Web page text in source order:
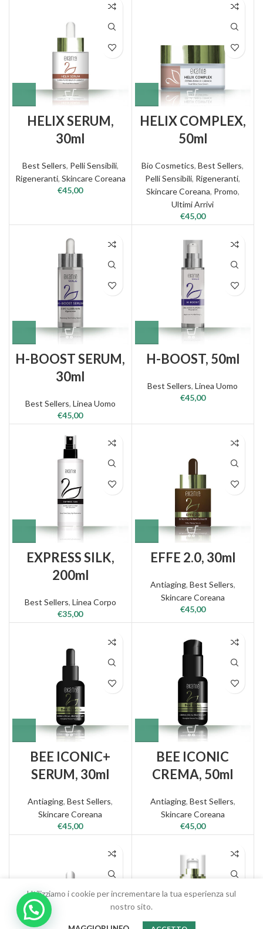
HELIX SERUM,
30ml
Best Sellers, Pelli Sensibili,
Rigeneranti, Skincare Coreana
€45,00
HELIX COMPLEX,
50ml
Bio Cosmetics,Best Sellers,
Pelli Sensibili, Rigeneranti,
Skincare Coreana, Promo,
Ultimi Arrivi
€45,00
H-BOOST SERUM,
30ml
Best Sellers, Linea Uomo
€45,00
H-BOOST, 50ml
Best Sellers,Linea Uomo
€45,00
EXPRESS SILK,
200ml
Best Sellers, Linea Corpo
€35,00
EFFE 2.0, 30ml
Antiaging, Best Sellers,
Skincare Coreana
€45,00
BEE ICONIC+
SERUM, 30ml
Antiaging,Best Sellers,
Skincare Coreana
€45,00
BEE ICONIC
CREMA, 50ml
Antiaging, Best Sellers,
Skincare Coreana
€45,00
Utilizziamo i cookie per incrementare la tua esperienza sul
nostro sito.